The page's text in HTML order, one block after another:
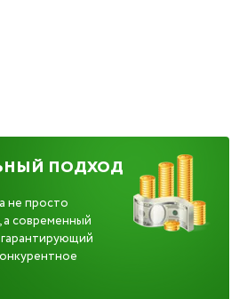
ПОДХОД
не просто
а современный